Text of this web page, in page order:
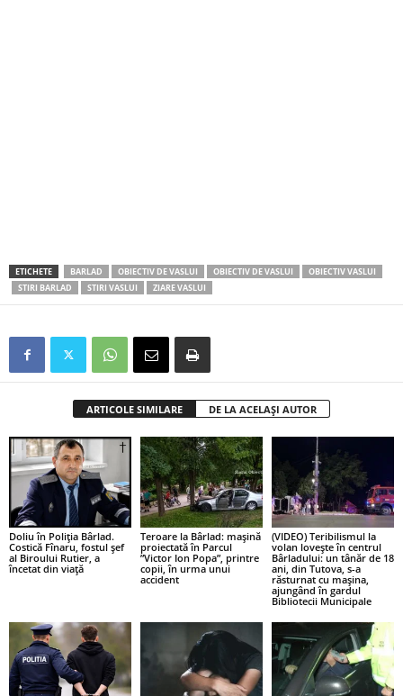
ETICHETE BARLAD OBIECTIV DE VASLUI OBIECTIV DE VASLUI
OBIECTIV VASLUI
STIRI BARLAD
STIRI VASLUI ZIARE VASLUI
ARTICOLE SIMILARE DE LA ACELAȘI AUTOR
Doliu în Poliția Bârlad.
Costică Fînaru, fostul șef
al Biroului Rutier, a
încetat din viață
Teroare la Bârlad: mașină
proiectată în Parcul
”Victor Ion Popa”, printre
copii, în urma unui
accident
(VIDEO) Teribilismul la
volan lovește în centrul
Bârladului: un tânăr de 18
ani, din Tutova, s-a
răsturnat cu mașina,
ajungând în gardul
Bibliotecii Municipale